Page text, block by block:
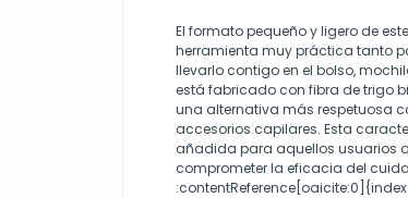
El formato pequeño y ligero de
herramienta muy práctica tanto
llevarlo contigo en el bolso,
está fabricado con fibra de trigo
una alternativa más respetuosa
accesorios capilares. Esta
añadida para aquellos usuarios
comprometer la eficacia del